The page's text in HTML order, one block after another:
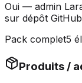
Oui — admin
sur dépôt
Pack complet5
Produits /